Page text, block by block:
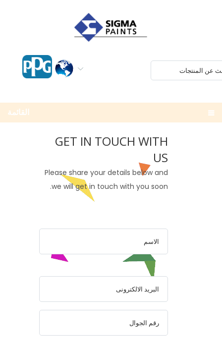
القائمة
GET IN TOUCH WITH
US
Please share your details below and
we will get in touch with you soon.